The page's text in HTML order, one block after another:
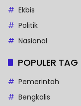
Ekbis
Politik
Nasional
POPULER TAG
Pemerintah
Bengkalis